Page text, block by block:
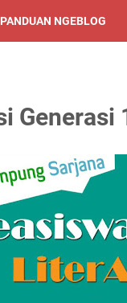
PANDUAN NGEBLOG
Generasi